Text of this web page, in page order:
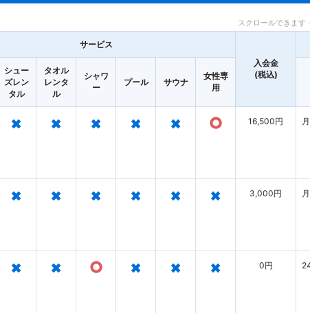
スクロールできます
サービス
入会金
(税込)
シュー
ズレン
タル
タオル
レンタ
ル
シャワ
ー
プール サウナ
女性専
用
× × × × × ○ 16,500円
× × × × × × 3,000円
× × ○ × × × 0円